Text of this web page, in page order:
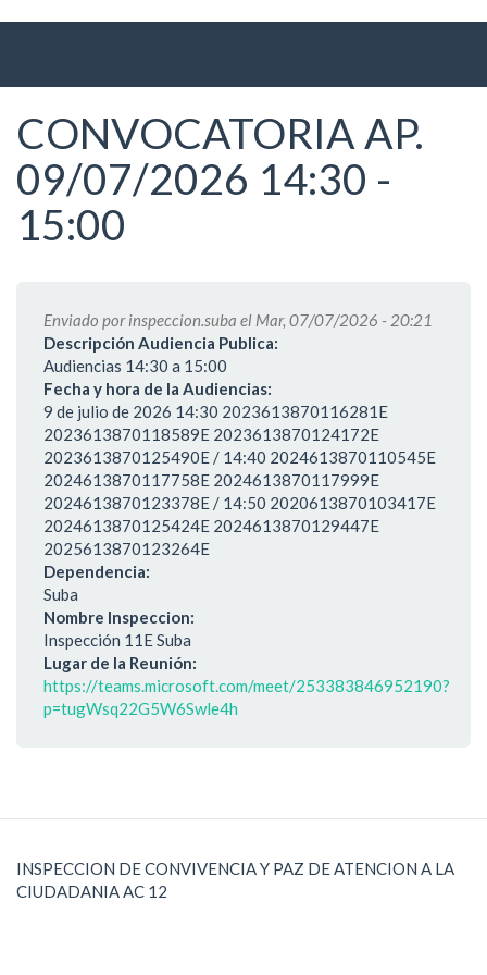
CONVOCATORIA AP.
09/07/2026 14:30 -
15:00
Enviado porinspeccion.suba el Mar, 07/07/2026 - 20:21
Descripción Audiencia Publica:
Audiencias 14:30 a 15:00
Fecha y hora de la Audiencias:
9 de julio de 2026 14:30 2023613870116281E
2023613870118589E 2023613870124172E
2023613870125490E / 14:40 2024613870110545E
2024613870117758E 2024613870117999E
2024613870123378E / 14:50 2020613870103417E
2024613870125424E 2024613870129447E
2025613870123264E
Dependencia:
Suba
Nombre Inspeccion:
Inspección 11E Suba
Lugar de la Reunión:
https://teams.microsoft.com/meet/253383846952190?
p=tugWsq22G5W6Swle4h
INSPECCION DE CONVIVENCIA Y PAZ DE ATENCION A LA
CIUDADANIA AC 12